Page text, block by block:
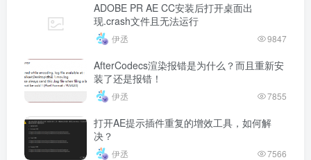
ADOBE PR AE CC安装后打开桌面出
现.crash文件且无法运行
伊丞 9847
AfterCodecs渲染报错是为什么？而且重新安
装了还是报错！
伊丞 7855
打开AE提示插件重复的增效工具，如何解
决？
伊丞 7566